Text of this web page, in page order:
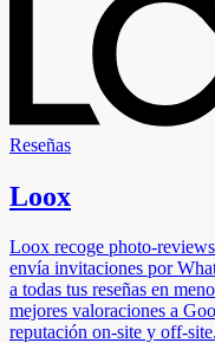
Reseñas
Loox
Loox recoge photo-
envía invitaciones por
a todas tus reseñas en
mejores valoraciones a
reputación on-site y off-site.